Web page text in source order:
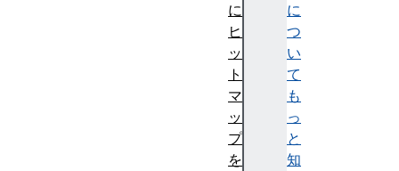
に
つ
い
て
も
っ
と
知
に
ヒ
ッ
ト
マ
ッ
プ
を